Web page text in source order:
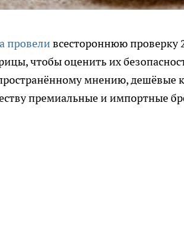
провеливсестороннюю проверку
чтобы оценить их
мнению, дешёвые
премиальные и импортные